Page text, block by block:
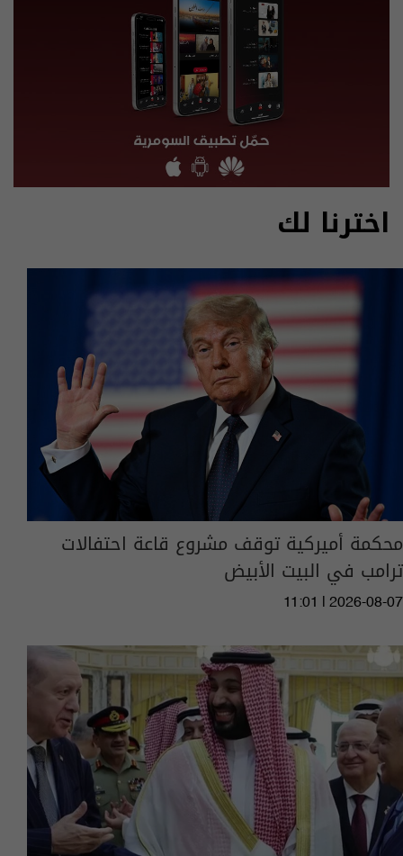
اخترنا لك
محكمة أميركية توقف مشروع قاعة احتفالات
ترامب في البيت الأبيض
11:01 | 2026-08-07